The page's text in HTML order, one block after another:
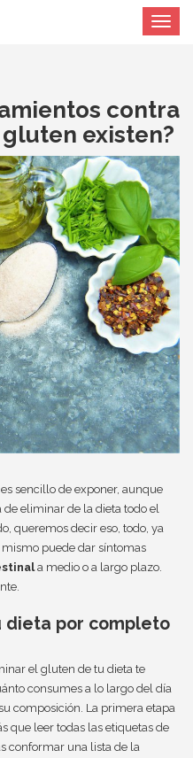
Toggle
contra
existen?
es sencillo de exponer, aunque
eliminar de la dieta todo el
queremos decir eso, todo, ya
puede dar síntomas
a medio o a largo plazo.
dieta por completo
el gluten de tu dieta te
consumes a lo largo del día
composición. La primera etapa
que leer todas las etiquetas de
conformar una lista de la